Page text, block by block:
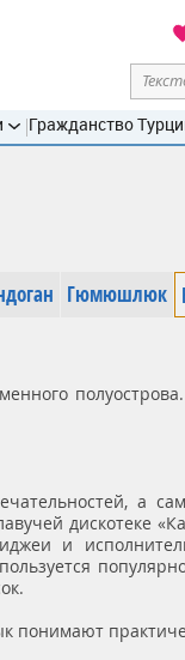
Гражданство
Гюмюшлюк
а
дискотеке
и
понимают